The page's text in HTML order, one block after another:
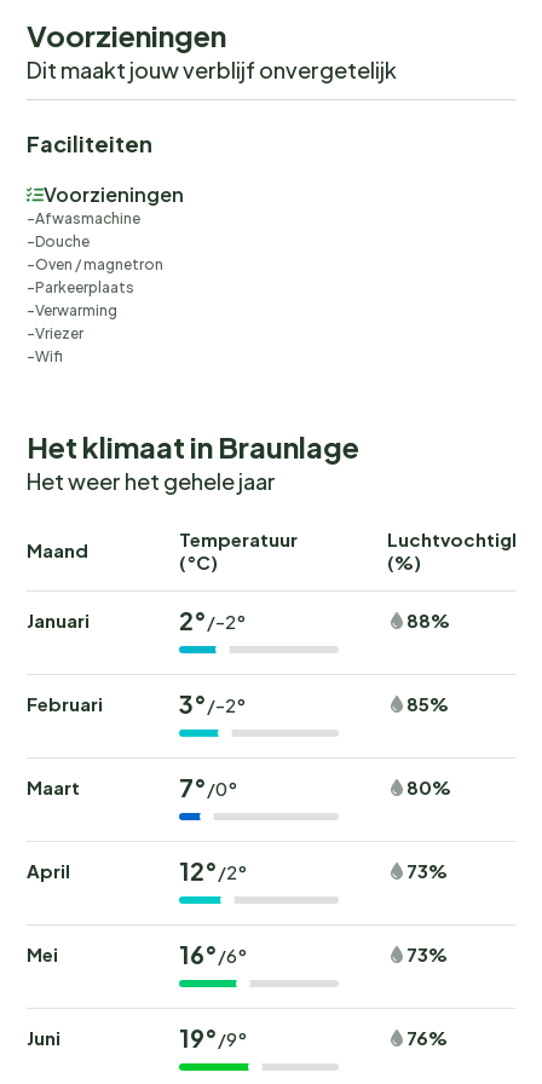
Buiten
Type gebouw: meergezinshuis. geen groepsboeking.
geen jeugdgroepen.
Voorzieningen
Dit maakt jouw verblijf onvergetelijk
Faciliteiten
Voorzieningen
Afwasmachine
Douche
Oven / magnetron
Parkeerplaats
Verwarming
Vriezer
Wifi
Het klimaat in Braunlage
Het weer het gehele jaar
Maand
Temperatuur
(°C)
(%)
Januari 2° /-2° 88%
Februari 3° /-2° 85%
Maart 7° /0° 80%
April 12° /2° 73%
Mei 16° /6° 73%
Juni 19° /9° 76%